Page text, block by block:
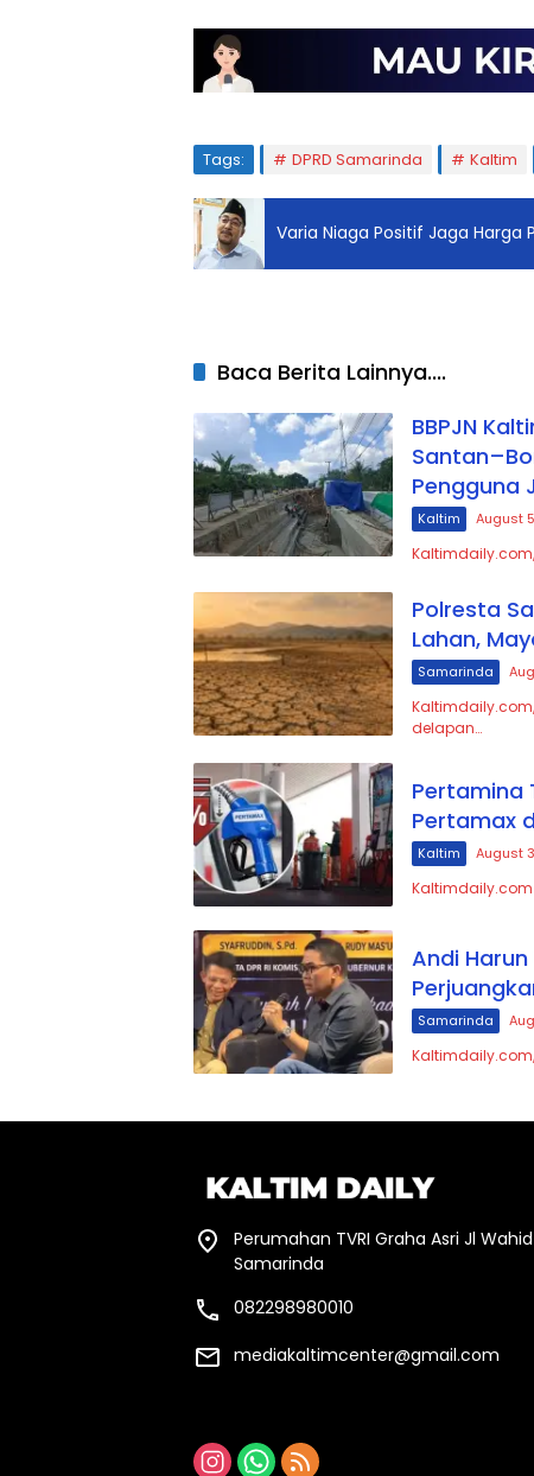
Tags: DPRD Samarinda Kaltim
Varia Niaga Positif Jaga
Baca Berita Lainnya....
BBPJN
Pengguna
Kaltim August
Polresta
Lahan,
Samarinda
delapan…
Pertamina
Pertamax
Kaltim August
Kaltimdaily.com
Andi
Samarinda
Kaltimdaily.com,
Perumahan TVRI Graha Asri Jl
Samarinda
082298980010
mediakaltimcenter@gmail.com